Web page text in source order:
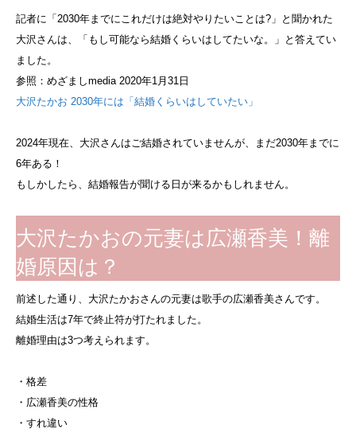
記者に「2030年までにこれだけは絶対やりたいことは?」と聞かれた
大沢さんは、「もし可能なら結婚くらいはしてたいな。」と答えてい
ました。
参照：めざましmedia 2020年1月31日
大沢たかお 2030年には「結婚くらいはしていたい」
2024年現在、大沢さんはご結婚されていませんが、まだ2030年までに
6年ある！
もしかしたら、結婚報告が聞ける日が来るかもしれません。
大沢たかおの元妻は広瀬香美！離
婚原因は？
前述した通り、大沢たかおさんの元妻は歌手の広瀬香美さんです。
結婚生活は7年で終止符が打たれました。
離婚理由は3つ考えられます。
・格差
・広瀬香美の性格
・すれ違い